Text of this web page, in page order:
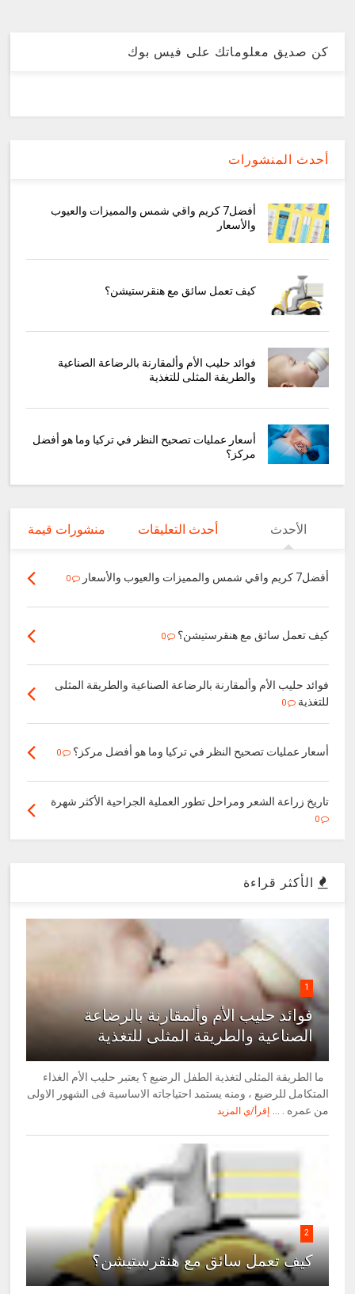
كن صديق معلوماتك على فيس بوك
أحدث المنشورات
أفضل7 كريم واقي شمس والمميزات والعيوب
والأسعار
كيف تعمل سائق مع هنقرستيشن؟
فوائد حليب الأم وألمقارنة بالرضاعة الصناعية
والطريقة المثلى للتغذية
أسعار عمليات تصحيح النظر في تركيا وما هو أفضل
مركز؟
الأحدث أحدث التعليقات منشورات قيمة
أفضل7 كريم واقي شمس والمميزات والعيوب والأسعار 0
كيف تعمل سائق مع هنقرستيشن؟ 0
فوائد حليب الأم وألمقارنة بالرضاعة الصناعية والطريقة المثلى
للتغذية
0
أسعار عمليات تصحيح النظر في تركيا وما هو أفضل مركز؟ 0
تاريخ زراعة الشعر ومراحل تطور العملية الجراحية الأكثر شهرة
0
الأكثر قراءة
1
فوائد حليب الأم وألمقارنة بالرضاعة
الصناعية والطريقة المثلى للتغذية
ما الطريقة المثلى لتغذية الطفل الرضيع ؟ يعتبر حليب الأم الغذاء
المتكامل للرضيع ، ومنه يستمد احتياجاته الاساسية فى الشهور الاولى
من عمره . ...
إقرأ/ي المزيد
2
كيف تعمل سائق مع هنقرستيشن؟